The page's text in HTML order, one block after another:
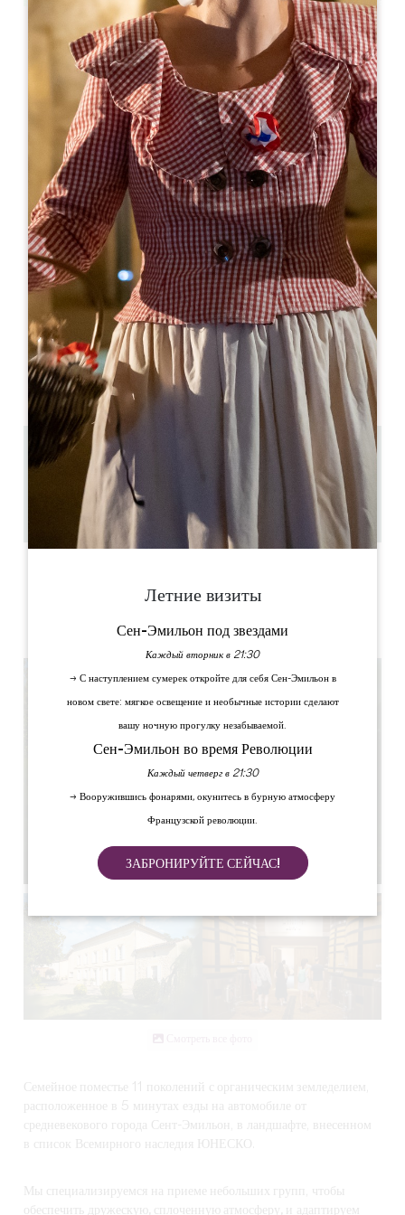
Семейное поместье 11 поколений с органическим земледелием
расположенное в 5 минутах езды на автомобиле от
средневекового города Сент-Эмильон, в ландшафте, внесенном
в список Всемирного наследия ЮНЕСКО.
Мы специализируемся на приеме небольших групп
, чтобы
обеспечить
дружескую, сплоченную атмосферу, и адаптируем
12€
Château Bernateau
195 Route de Canterane
33330 SAINT ETIENNE DE LISSE
05 57 40 18 19
07 62 39 41 66
contact@chateaubernateau.com
МЕСЯЦ ОТКРЫТИЯ
Ф М А М И И А О Н Д
ДНИ ОТКРЫТИЯ
П
AM
В
PM
С
AM
PM
Ч
PM PM
С
AM
PM
6.1 km
1h / 1h30
20 (particuliers); groupes jusqu'à 50
Скопируйте GPS-код
Летние визиты
Сен-Эмильон под звездами
Каждый вторник в 21:30
→ С наступлением сумерек откройте для себя Сен-Эмильон в
новом свете: мягкое освещение и необычные истории сделают
вашу ночную прогулку незабываемой.
Сен-Эмильон во время Революции
Каждый четверг в 21:30
→ Вооружившись фонарями, окунитесь в бурную атмосферу
Французской революции.
ЗАБРОНИРУЙТЕ СЕЙЧАС!